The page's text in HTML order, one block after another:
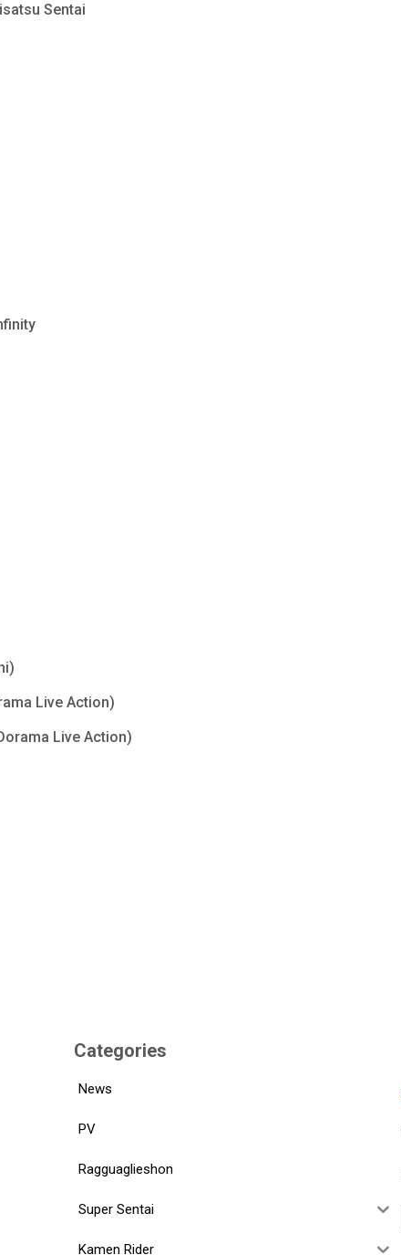
Sentai
Live Action)
Live Action)
Categories
News
PV
Ragguaglieshon
Super Sentai
Kamen Rider